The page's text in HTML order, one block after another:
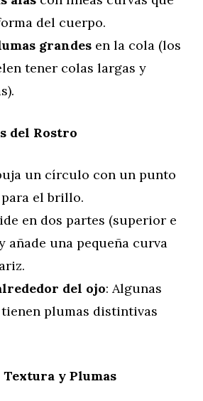
del cuerpo.
grandes en la cola (los
tener colas largas y
del Rostro
un círculo con un punto
el brillo.
en dos partes (superior e
añade una pequeña curva
del ojo: Algunas
tienen plumas distintivas
y Plumas